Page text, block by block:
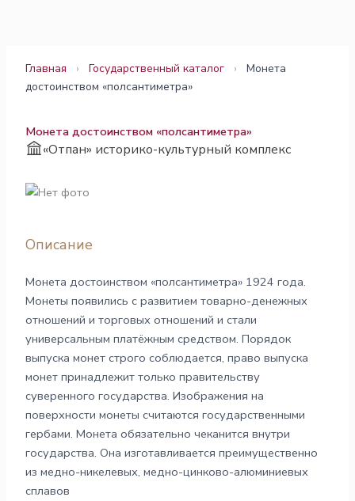
Главная › Государственный каталог ›
Монета
достоинством «полсантиметра»
Монета достоинством «полсантиметра»
«Отпан» историко-культурный комплекс
Описание
Монета достоинством «полсантиметра» 1924 года.
Монеты появились с развитием товарно-денежных
отношений и торговых отношений и стали
универсальным платёжным средством. Порядок
выпуска монет строго соблюдается, право выпуска
монет принадлежит только правительству
суверенного государства. Изображения на
поверхности монеты считаются государственными
гербами. Монета обязательно чеканится внутри
государства. Она изготавливается преимущественно
из медно-никелевых, медно-цинково-алюминиевых
сплавов